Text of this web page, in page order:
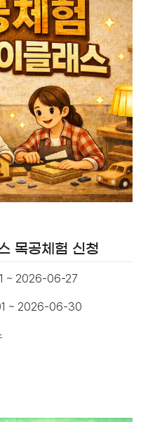
목공체험 신청
~ 2026-06-27
~ 2026-06-30